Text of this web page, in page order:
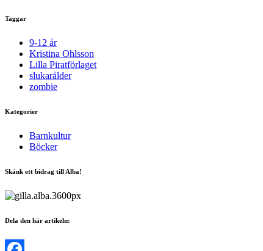
Taggar
9-12 år
Kristina Ohlsson
Lilla Piratförlaget
slukarålder
zombie
Kategorier
Barnkultur
Böcker
Skänk ett bidrag till Alba!
Dela den här artikeln: